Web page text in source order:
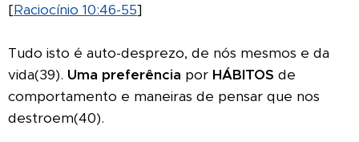
[Raciocínio 10:46-55]
Tudo isto é auto-desprezo, de nós mesmos e da
vida(39). Uma preferência por HÁBITOS de
comportamento e maneiras de pensar que nos
destroem(40).